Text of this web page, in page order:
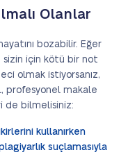
Olanlar
bozabilir. Eğer
sizin için kötü bir not
olmak istiyorsanız,
profesyonel makale
de bilmelisiniz:
kullanırken
suçlamasıyla